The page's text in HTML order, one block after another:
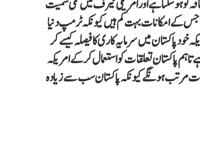
ہو سکتا ہے اور امریکی ٹیرف میں کمی سمیت
کے امکانات بہت کم ہیں کیونکہ ٹرمپ دنیا
پاکستان میں سرمایہ کاری کا فیصلہ کیسے کر
تاہم پاکستان تعلقات کو استعمال کر کے امریکہ
ہونگے کیونکہ پاکستان سب سے زیادہ